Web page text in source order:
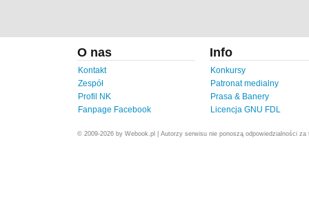
O nas
Kontakt
Zespół
Profil NK
Fanpage Facebook
Info
Konkursy
Patronat medialny
Prasa & Banery
Licencja GNU FDL
© 2009-2026 by Webook.pl | Autorzy serwisu nie ponoszą odpowiedzialności